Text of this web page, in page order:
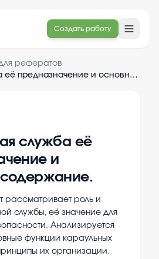
Создать работу
рефератов
-Караульная служба её предназначение и основное содержание.
служба её
и
роль и
службы, её значение для
Анализируется
функции караульных
их организации.